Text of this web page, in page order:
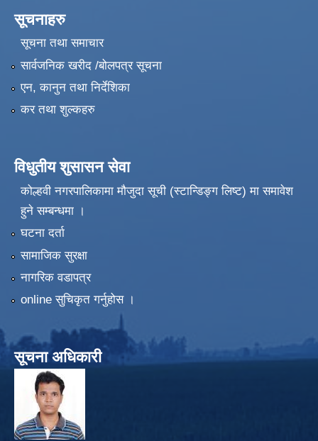
सूचनाहरु
सूचना तथा समाचार
सार्वजनिक खरीद /बोलपत्र सूचना
एन, कानुन तथा निर्देशिका
कर तथा शुल्कहरु
विधुतीय शुसासन सेवा
कोल्हवी नगरपालिकामा मौजुदा सूची (स्टान्डिङ्ग लिष्ट) मा समावेश
हुने सम्बन्धमा ।
घटना दर्ता
सामाजिक सुरक्षा
नागरिक वडापत्र
online सुचिकृत गर्नुहोस ।
सूचना अधिकारी